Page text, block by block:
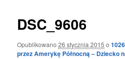
DSC_9606
Opublikowano26 stycznia 2015 o
przez Amerykę Północną – Dziecko